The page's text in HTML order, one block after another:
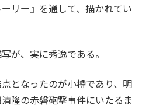
リー』を通して、描かれてい
が、実に秀逸である。
となったのが小樽であり、明
隆の赤磐砲撃事件にいたるま